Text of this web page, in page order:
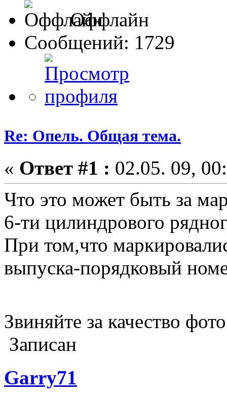
Оффлайн
Сообщений: 1729
Re: Опель. Общая тема.
« Ответ #1 : 02.05. 09,
Что это может быть за
6-ти цилиндрового
При том,что
выпуска-порядковый
Звиняйте за качество
Записан
Garry71